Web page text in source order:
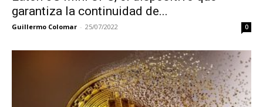
garantiza la continuidad de...
Guillermo Colomar - 25/07/2022 0